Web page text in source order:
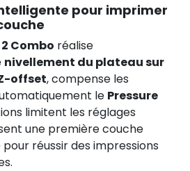
29,08 €
pour imprimer
Combo réalise
nivellement du plateau sur
offset, compense les
le Pressure
limitent les réglages
une première couche
réussir des impressions